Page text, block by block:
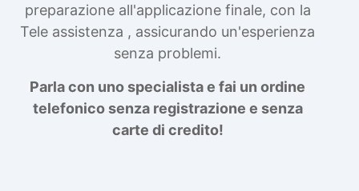
preparazione all'applicazione finale, con la
Tele assistenza , assicurando un'esperienza
senza problemi.
Parla con uno specialista e fai un ordine
telefonico senza registrazione e senza
carte di credito!